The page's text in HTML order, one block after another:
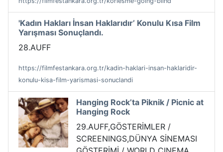
'Kadın Hakları İnsan Haklarıdır’ Konulu Kısa Film
Yarışması Sonuçlandı.
28.AUFF
https://filmfestankara.org.tr/kadin-haklari-insan-haklaridir-
konulu-kisa-film-yarismasi-sonuclandi
Hanging Rock’ta Piknik / Picnic at
Hanging Rock
29.AUFF,GÖSTERİMLER /
SCREENINGS,DÜNYA SİNEMASI